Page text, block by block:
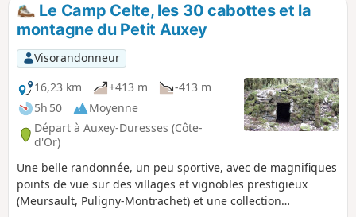
Le Camp Celte, les 30 cabottes et la
montagne du Petit Auxey
Visorandonneur
16,23 km
+413 m
-413 m
5h 50
Moyenne
Départ à Auxey-Duresses (Côte-
d'Or)
Une belle randonnée, un peu sportive, avec de magnifiques
points de vue sur des villages et vignobles prestigieux
(Meursault, Puligny-Montrachet) et une collection